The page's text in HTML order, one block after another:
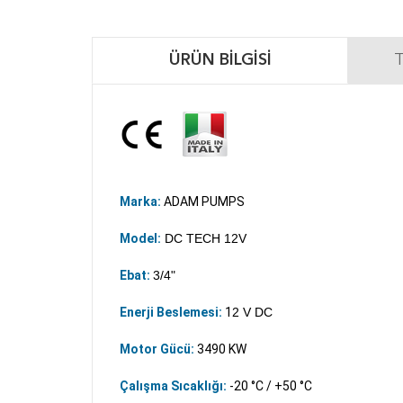
ÜRÜN BILGISI
Marka: ADAM PUMPS
Model: DC TECH 12V
Ebat: 3/4"
Enerji Beslemesi: 12 V DC
Motor Gücü: 3490 KW
Çalışma Sıcaklığı: -20 °C / +50 °C